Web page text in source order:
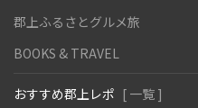
郡上ふるさとグルメ旅
BOOKS & TRAVEL
おすすめ郡上レポ [ 一覧 ]